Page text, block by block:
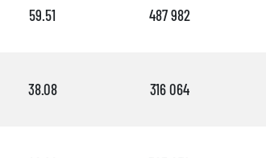
59.51 487 982
38.08 316 064